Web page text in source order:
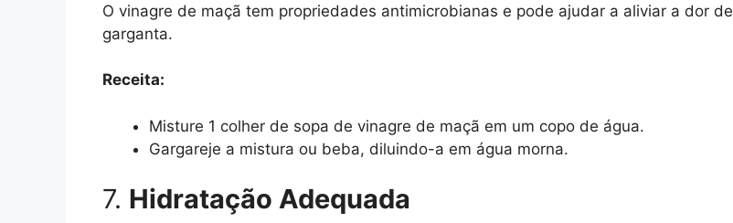
O vinagre de maçã tem propriedades antimicrobianas e pode ajudar a aliviar a dor de
garganta.
Receita:
Misture 1 colher de sopa de vinagre de maçã em um copo de água.
Gargareje a mistura ou beba, diluindo-a em água morna.
7. Hidratação Adequada